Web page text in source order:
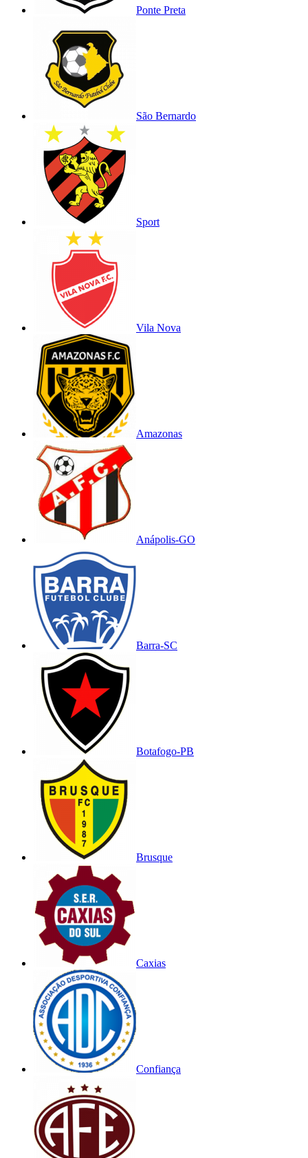
Ponte Preta
São Bernardo
Sport
Vila Nova
Amazonas
Anápolis-GO
Barra-SC
Botafogo-PB
Brusque
Caxias
Confiança